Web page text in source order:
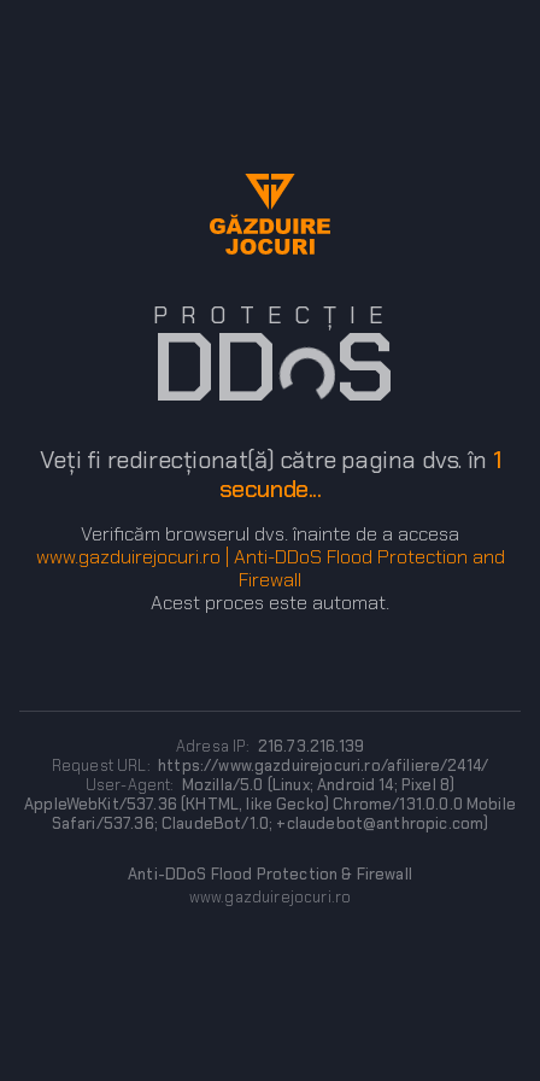
PROTECȚIE
DD S
Veți fi redirecționat(ă) către pagina dvs. în 1
secunde...
Verificăm browserul dvs. înainte de a accesa
www.gazduirejocuri.ro | Anti-DDoS Flood Protection and
Firewall
Acest proces este automat.
Adresa IP: 216.73.216.139
Request URL: https://www.gazduirejocuri.ro/afiliere/2414/
User-Agent: Mozilla/5.0 (Linux; Android 14; Pixel 8)
AppleWebKit/537.36 (KHTML, like Gecko) Chrome/131.0.0.0 Mobile
Safari/537.36; ClaudeBot/1.0; +claudebot@anthropic.com)
Anti-DDoS Flood Protection & Firewall
www.gazduirejocuri.ro